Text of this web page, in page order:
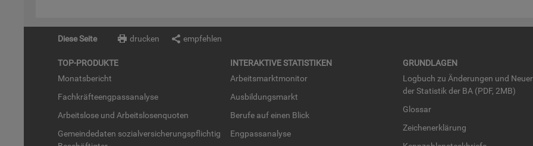
Diese Seite drucken empfehlen
TOP-PRO­DUK­TE
Mo­nats­be­richt
Fach­kräf­te­eng­pass­ana­ly­se
Ar­beits­lo­se und Ar­beits­lo­sen­quo­ten
Ge­mein­de­da­ten so­zi­al­ver­si­che­rungs­pflich­tig
IN­TER­AK­TI­VE STA­TIS­TI­KEN
Ar­beits­markt­mo­ni­tor
Aus­bil­dungs­markt
Be­ru­fe auf einen Blick
Eng­pass­ana­ly­se
GRUND­LA­GEN
Log­buch zu Än­de­run­gen und
der Sta­tis­tik der BA (PDF, 2MB)
Glos­sar
Zei­chen­er­klä­rung